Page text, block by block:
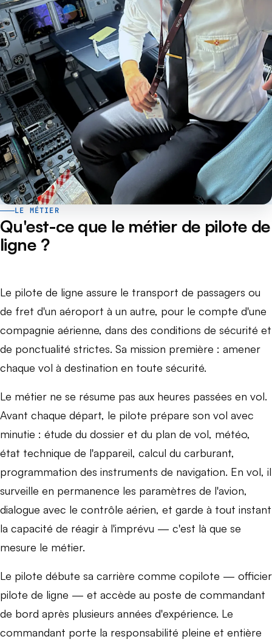
LE MÉTIER
Qu'est-ce que le métier de pilote de
ligne ?
Le pilote de ligne assure le transport de passagers ou
de fret d'un aéroport à un autre, pour le compte d'une
compagnie aérienne, dans des conditions de sécurité et
de ponctualité strictes. Sa mission première : amener
chaque vol à destination en toute sécurité.
Le métier ne se résume pas aux heures passées en vol.
Avant chaque départ, le pilote prépare son vol avec
minutie : étude du dossier et du plan de vol, météo,
état technique de l'appareil, calcul du carburant,
programmation des instruments de navigation. En vol, il
surveille en permanence les paramètres de l'avion,
dialogue avec le contrôle aérien, et garde à tout instant
la capacité de réagir à l'imprévu — c'est là que se
mesure le métier.
Le pilote débute sa carrière comme copilote — officier
pilote de ligne — et accède au poste de commandant
de bord après plusieurs années d'expérience. Le
commandant porte la responsabilité pleine et entière